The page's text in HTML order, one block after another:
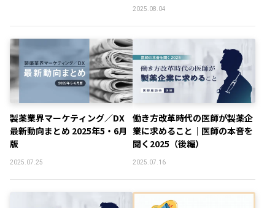
2025.08.04
製薬業界マーケティング／DX
最新動向まとめ 2025年5・6月
版
2025.07.25
働き方改革時代の医師が製薬企
業に求めること｜医師の本音を
聞く2025（後編）
2025.07.16